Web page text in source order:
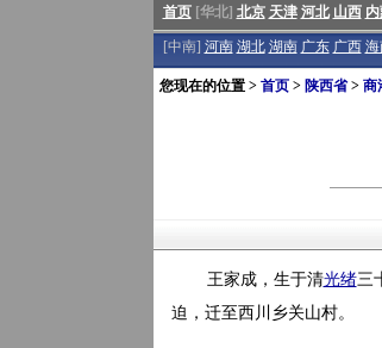
首页[华北] 北京 天津 河北 山西
[中南] 河南 湖北 湖南 广东 广西 海
您现在的位置 > 首页> 陕西省> 商
王家成，生于清光绪三
迫，迁至西川乡关山村。